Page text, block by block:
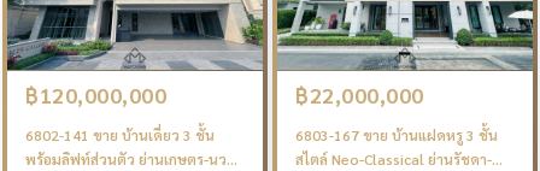
฿120,000,000
6802-141 ขาย บ้านเดี่ยว 3 ชั้น
พร้อมลิฟท์ส่วนตัว ย่านเกษตร-นวมิ
฿22,000,000
6803-167 ขาย บ้านแฝดหรู 3 ชั้น
สไตล์ Neo-Classical ย่านรัชดา-